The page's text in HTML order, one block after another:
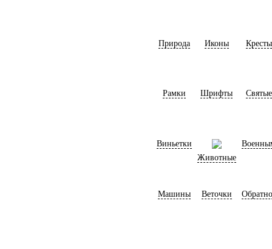
Природа Иконы Кресты
Рамки Шрифты Святые
Виньетки
Животные
Машины Веточки